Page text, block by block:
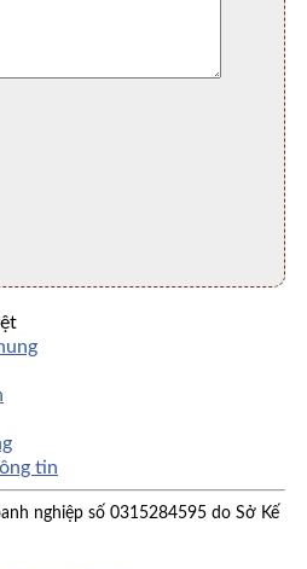
tin
nghiệp số 0315284595 do Sở Kế